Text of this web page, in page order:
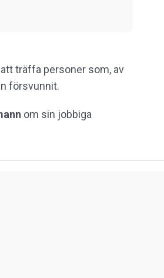
att träffa personer som, av
försvunnit.
om sin jobbiga